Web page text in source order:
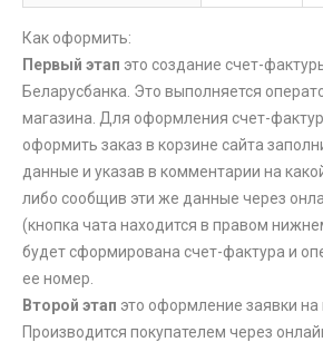
Как оформить:
Первый этап это создание счет-
Беларусбанка. Это выполняется
магазина. Для оформления счет-
оформить заказ в корзине сайта
данные и указав в комментарии на
либо сообщив эти же данные через
(кнопка чата находится в правом
будет сформирована счет-фактура и
ее номер.
Второй этап это оформление заявки на
Производится покупателем через